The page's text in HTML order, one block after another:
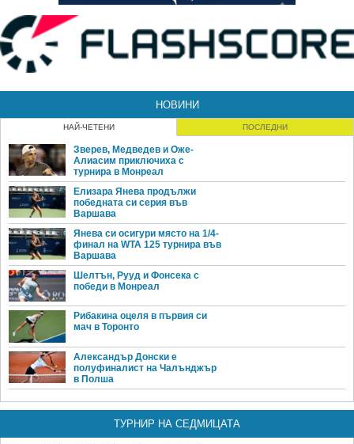
НОВИНИ
НАЙ-ЧЕТЕНИ ПОСЛЕДНИ
Зверев, Медведев и Оже-
Алиасим приключиха с
турнира в Монреал
Елизара Янева продължи
победната си серия във
Варшава
Янева си осигури място на 1/4-
финал на WTA 125 турнира във
Варшава
Шелтън, Рууд и Фонсека с
победи в Монреал
Рибакина оцеля в първия си
мач в Торонто
Александър Донски е
полуфиналист на Чалънджър
в Полша
ТУРНИР НА СЕДМИЦАТА